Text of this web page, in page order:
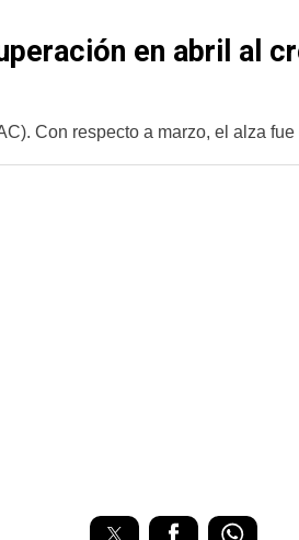
en abril al
Con respecto a marzo, el alza fue